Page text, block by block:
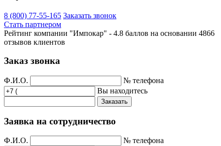
8 (800) 77-55-165 Заказать звонок
Стать партнером
Рейтинг компании "Импокар" - 4.8 баллов на основании 4866
отзывов клиентов
Заказ звонка
Ф.И.О.
№ телефона
Вы находитесь
Заказать
Заявка на сотрудничество
Ф.И.О.
№ телефона